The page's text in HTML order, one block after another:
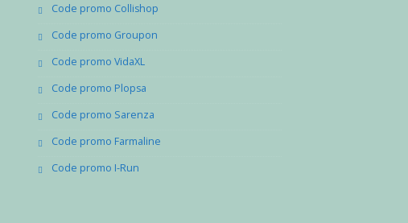
Code promo Collishop
Code promo Groupon
Code promo VidaXL
Code promo Plopsa
Code promo Sarenza
Code promo Farmaline
Code promo I-Run